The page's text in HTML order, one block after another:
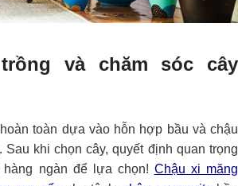
và chăm sóc cây
toàn dựa vào hỗn hợp bầu và chậu
Sau khi chọn cây, quyết định quan trọng
ngàn để lựa chọn! Chậu xi măng